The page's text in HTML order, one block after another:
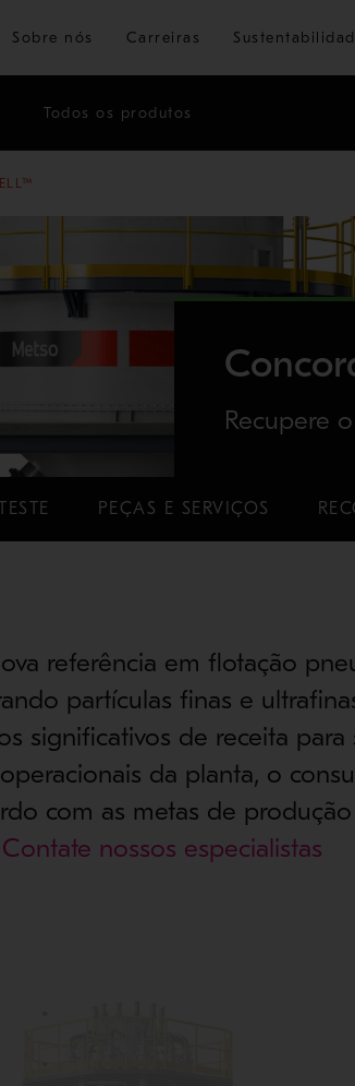
Ir para o conteúdo principal
Sobre nós Carreiras
Todos os produtos
Recupere
PEÇAS E SERVIÇOS
referência em flotação
partículas finas e
significativos de receita para
da planta, o
com as metas de
Contate nossos especialistas